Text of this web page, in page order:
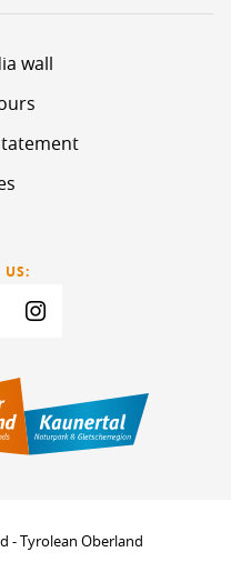
wall
US:
- Tyrolean Oberland